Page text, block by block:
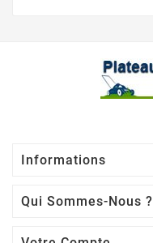
Informations
Qui Sommes-Nous ?